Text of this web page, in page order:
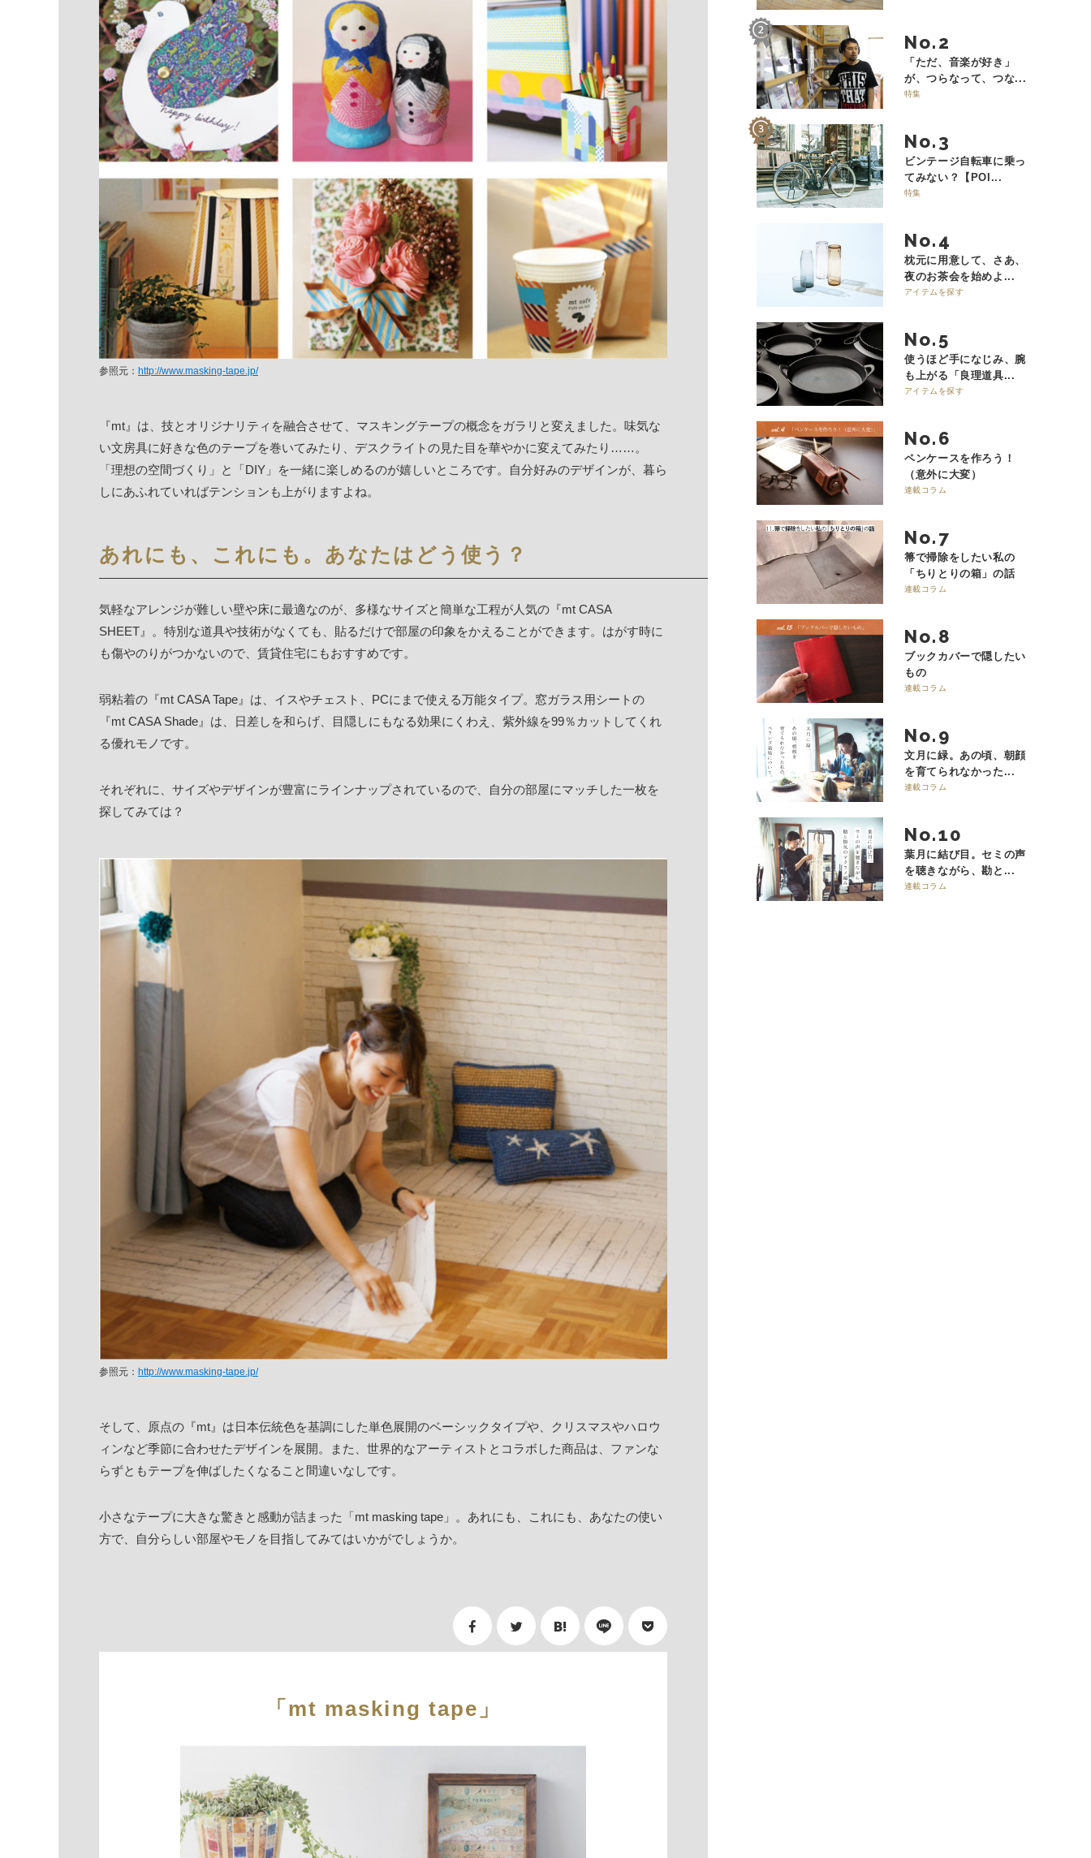
参照元： http://www.masking-tape.jp/
『mt』は、技とオリジナリティを融合させて、マスキングテープの概念をガラリと変えました。味気な
い文房具に好きな色のテープを巻いてみたり、デスクライトの見た目を華やかに変えてみたり……。
「理想の空間づくり」と「DIY」を一緒に楽しめるのが嬉しいところです。自分好みのデザインが、暮ら
しにあふれていればテンションも上がりますよね。
あれにも、これにも。あなたはどう使う？
気軽なアレンジが難しい壁や床に最適なのが、多様なサイズと簡単な工程が人気の『mt CASA
SHEET』。特別な道具や技術がなくても、貼るだけで部屋の印象をかえることができます。はがす時に
も傷やのりがつかないので、賃貸住宅にもおすすめです。
弱粘着の『mt CASA Tape』は、イスやチェスト、PCにまで使える万能タイプ。窓ガラス用シートの
『mt CASA Shade』は、日差しを和らげ、目隠しにもなる効果にくわえ、紫外線を99％カットしてくれ
る優れモノです。
それぞれに、サイズやデザインが豊富にラインナップされているので、自分の部屋にマッチした一枚を
探してみては？
参照元： http://www.masking-tape.jp/
そして、原点の『mt』は日本伝統色を基調にした単色展開のベーシックタイプや、クリスマスやハロウ
ィンなど季節に合わせたデザインを展開。また、世界的なアーティストとコラボした商品は、ファンな
らずともテープを伸ばしたくなること間違いなしです。
小さなテープに大きな驚きと感動が詰まった「mt masking tape」。あれにも、これにも、あなたの使い
方で、自分らしい部屋やモノを目指してみてはいかがでしょうか。
「mt masking tape」
No.
「ただ、音楽が好き」
が、つらなって、つな...
特集
No.
ビンテージ自転車に乗っ
てみない？【POI...
特集
No.
枕元に用意して、さあ、
夜のお茶会を始めよ...
アイテムを探す
No.
使うほど手になじみ、腕
も上がる「良理道具...
アイテムを探す
No.
ペンケースを作ろう！
（意外に大変）
連載コラム
No.
箒で掃除をしたい私の
「ちりとりの箱」の話
連載コラム
No.
ブックカバーで隠したい
もの
連載コラム
No.
文月に緑。あの頃、朝顔
を育てられなかった...
連載コラム
No.
葉月に結び目。セミの声
を聴きながら、勘と...
連載コラム